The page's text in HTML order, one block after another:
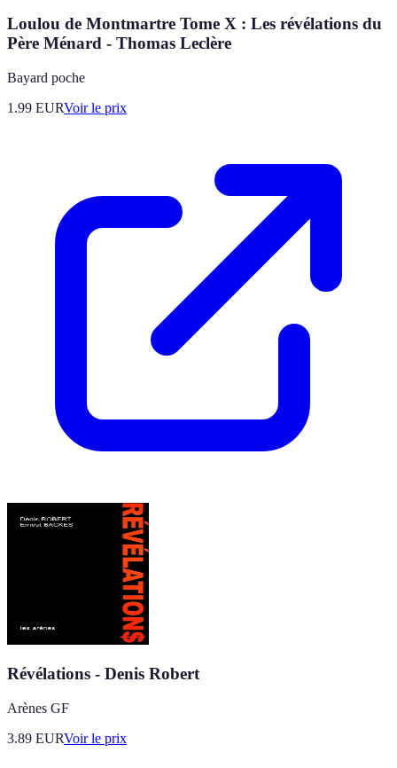
Loulou de Montmartre Tome X : Les révélations du
Père Ménard - Thomas Leclère
Bayard poche
1.99 EURVoir le prix
Révélations - Denis Robert
Arènes GF
3.89 EURVoir le prix